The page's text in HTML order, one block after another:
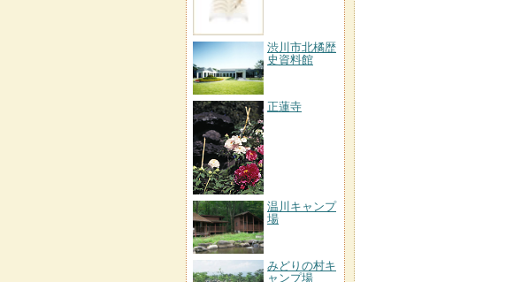
渋川市北橘歴
史資料館
正蓮寺
温川キャンプ
場
みどりの村キ
ャンプ場